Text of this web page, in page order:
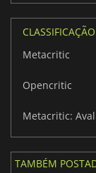
CLASSIFICAÇÃO
Metacritic
Opencritic
Metacritic:
TAMBÉM